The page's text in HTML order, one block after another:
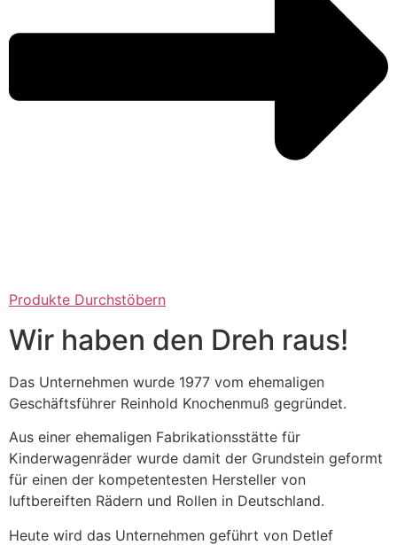
Produkte Durchstöbern
Wir haben den Dreh raus!
Das Unternehmen wurde 1977 vom ehemaligen
Geschäftsführer Reinhold Knochenmuß gegründet.
Aus einer ehemaligen Fabrikationsstätte für
Kinderwagenräder wurde damit der Grundstein geformt
für einen der kompetentesten Hersteller von
luftbereiften Rädern und Rollen in Deutschland.
Heute wird das Unternehmen geführt von Detlef